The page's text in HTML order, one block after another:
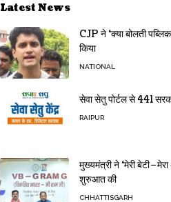
Latest News
CJP ने ‘क्या बोलती
किया
NATIONAL
सेवा सेतु पोर्टल से 441
RAIPUR
मुख्यमंत्री ने ‘मेरी
शुरुआत की
CHHATTISGARH